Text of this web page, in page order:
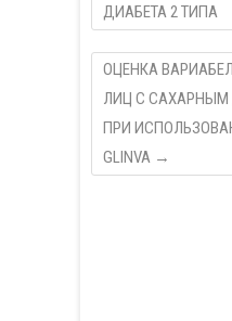
ДИАБЕТА 2 ТИПА
ОЦЕНКА
ЛИЦ С САХАРНЫМ
ПРИ
GLINVA →